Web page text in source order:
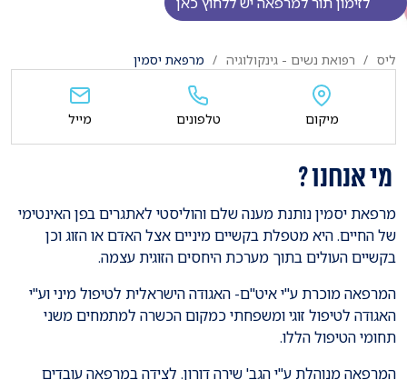
ליס רפואת נשים - גינקולוגיה מרפאת יסמין
מי אנחנו ?
מרפאת יסמין נותנת מענה שלם והוליסטי לאתגרים בפן האינטימי
של החיים. היא מטפלת בקשיים מיניים אצל האדם או הזוג וכן
בקשיים העולים בתוך מערכת היחסים הזוגית עצמה.
המרפאה מוכרת ע"י איט"ם- האגודה הישראלית לטיפול מיני וע"י
האגודה לטיפול זוגי ומשפחתי כמקום הכשרה למתמחים משני
תחומי הטיפול הללו.
המרפאה מנוהלת ע"י הגב' שירה דורון. לצידה במרפאה עובדים
מיקום טלפונים מייל